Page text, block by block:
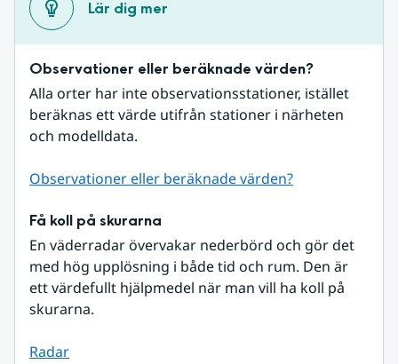
Lär dig mer
Observationer eller beräknade värden?
Alla orter har inte observationsstationer, istället
beräknas ett värde utifrån stationer i närheten
och modelldata.
Observationer eller beräknade värden?
Få koll på skurarna
En väderradar övervakar nederbörd och gör det
med hög upplösning i både tid och rum. Den är
ett värdefullt hjälpmedel när man vill ha koll på
skurarna.
Radar